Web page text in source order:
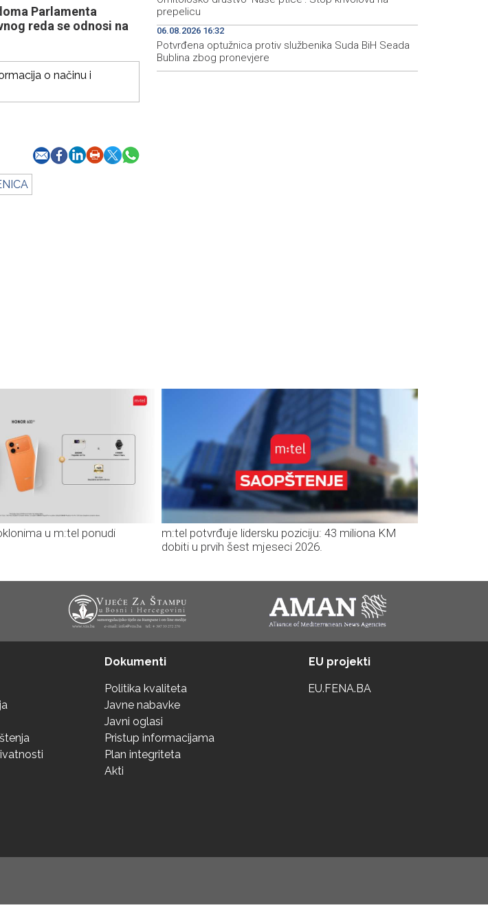
Parlamenta
reda se odnosi na
o načinu i
prepelicu
06.08.2026 16:32
Potvrđena optužnica protiv službenika Suda BiH Seada
Bublina zbog pronevjere
u m:tel ponudi
m:tel potvrđuje lidersku poziciju: 43 miliona KM
dobiti u prvih šest mjeseci 2026.
Dokumenti
Politika kvaliteta
Javne nabavke
Javni oglasi
Pristup informacijama
Plan integriteta
Akti
EU projekti
EU.FENA.BA